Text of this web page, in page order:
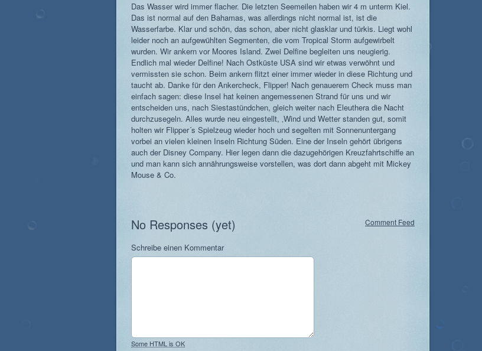
Das Wasser wird immer flacher. Die letzten Seemeilen haben wir 4 m unterm Kiel.
Das ist normal auf den Bahamas, was allerdings nicht normal ist, ist die
Wasserfarbe. Klar und schön, das schon, aber nicht glasklar und türkis. Liegt wohl
leider noch an aufgewühlten Segmenten, die vom Tropical Storm aufgewirbelt
wurden. Wir ankern vor Moores Island. Zwei Delfine begleiten uns neugierig.
Endlich mal wieder Delfine! Nach Ostküste USA sind wir etwas verwöhnt und
vermissten sie schon. Beim ankern flitzt einer immer wieder in diese Richtung und
taucht ab. Danke für den Ankercheck, Flipper! Nach genauerem Check muss man
einfach sagen: diese Insel hat keinen angemessenen Strand für uns und wir
entscheiden uns, nach Siestastündchen, gleich weiter nach Eleuthera die Nacht
durchzusegeln. Alles wurde neu eingestellt, ‚Wind und Wetter standen gut, somit
holten wir Flipper´s Spielzeug wieder hoch und segelten mit Sonnenuntergang
vorbei an vielen kleinen Inseln Richtung Süden. Eine der Inseln gehört übrigens
auch der Disney Company. Hier legen dann die dazugehörigen Kreuzfahrtschiffe an
und man kann sich annährungsweise vorstellen, was dort dann abgeht mit Mickey
Mouse & Co.
Comment Feed
No Responses (yet)
Schreibe einen Kommentar
Some HTML is OK